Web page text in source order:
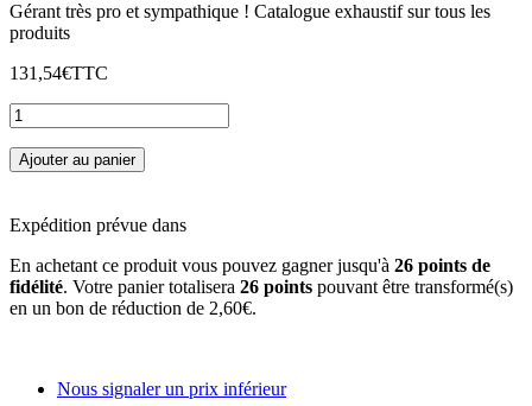
Gérant très pro et sympathique ! Catalogue exhaustif sur tous les
produits
131,54€TTC
Ajouter au panier
Expédition prévue dans
En achetant ce produit vous pouvez gagner jusqu'à 26 points de
fidélité. Votre panier totalisera 26 points pouvant être transformé(s)
en un bon de réduction de 2,60€.
Nous signaler un prix inférieur